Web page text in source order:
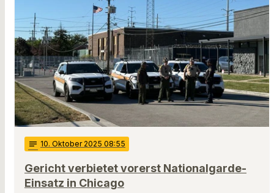
notes 10. Oktober 2025 08:55
Gericht verbietet vorerst Nationalgarde-
Einsatz in Chicago